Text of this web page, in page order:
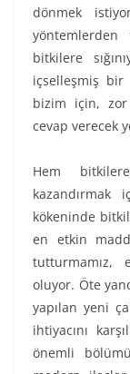
dönmek
yöntemlerden
bitkilere
içselleşmiş bir
bizim için, zor
cevap verecek
Hem
kökeninde
en etkin
tutturmamız,
oluyor. Öte
yapılan yeni
ihtiyacını
önemli